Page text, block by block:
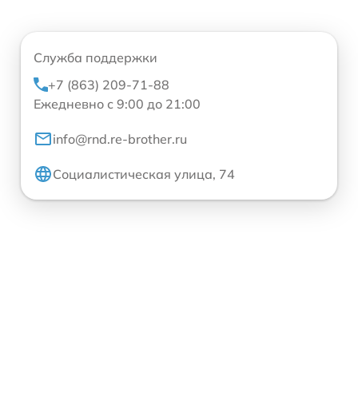
Служба поддержки
+7 (863) 209-71-88
Ежедневно с 9:00 до 21:00
info@rnd.re-brother.ru
Социалистическая улица, 74